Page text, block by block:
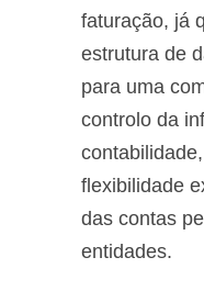
faturação, já
estrutura de
para uma
controlo da
flexibilidade
das contas
entidades.